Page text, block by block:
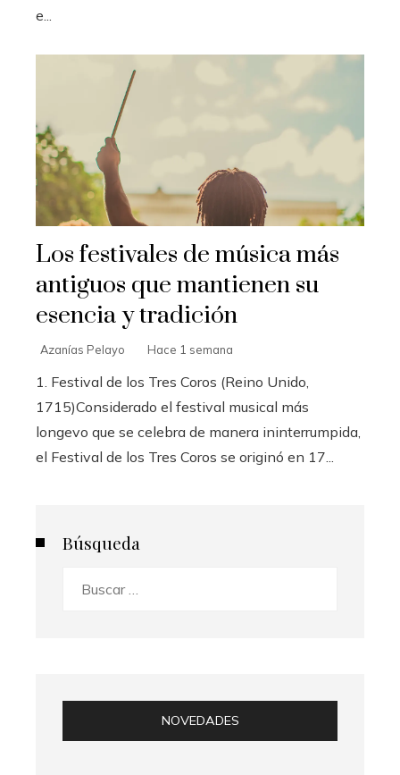
e...
Los festivales de música más
antiguos que mantienen su
esencia y tradición
Azanías Pelayo Hace 1 semana
1. Festival de los Tres Coros (Reino Unido,
1715)Considerado el festival musical más
longevo que se celebra de manera ininterrumpida,
el Festival de los Tres Coros se originó en 17...
Búsqueda
NOVEDADES